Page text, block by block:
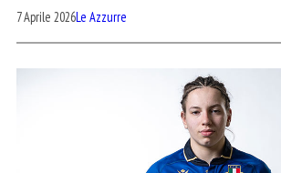
7 Aprile 2026Le Azzurre